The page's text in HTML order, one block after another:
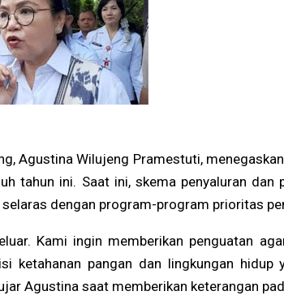
Agustina Wilujeng Pramestuti,
tahun ini. Saat ini, skema penyaluran dan
dengan program-program prioritas
Kami ingin memberikan penguatan
ketahanan pangan dan lingkungan hidup
Agustina saat memberikan keterangan